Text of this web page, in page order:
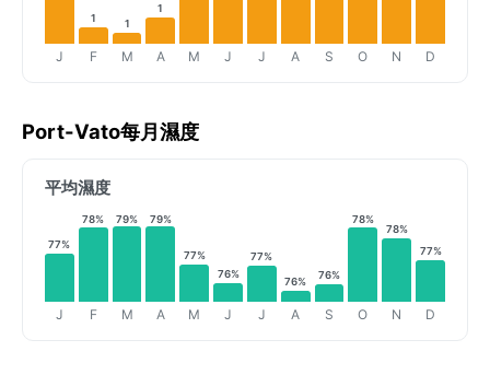
J
1
F
1
M
1
A M J J A S O N D
Port-Vato每月濕度
平均濕度
77%
J
78%
F
79%
M
79%
A
77%
M
76%
J
77%
J
76%
A
76%
S
78%
O
78%
N
77%
D